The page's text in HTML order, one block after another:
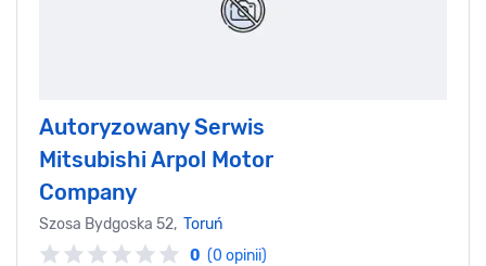
Autoryzowany Serwis
Mitsubishi Arpol Motor
Company
Szosa Bydgoska 52, Toruń
0 (0 opinii)